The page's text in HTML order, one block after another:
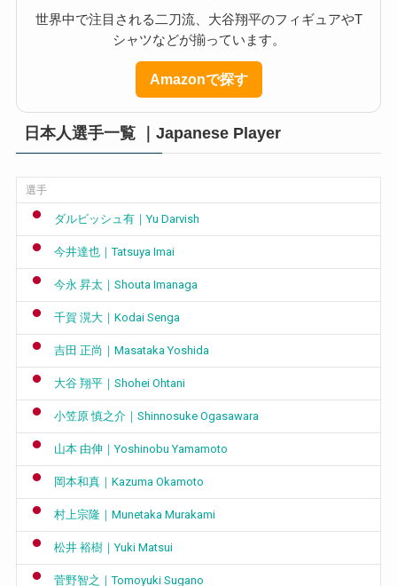
世界中で注目される二刀流、大谷翔平のフィギュアやT
シャツなどが揃っています。
Amazonで探す
日本人選手一覧 ｜Japanese Player
選手
ダルビッシュ有｜Yu Darvish
今井達也｜Tatsuya Imai
今永 昇太｜Shouta Imanaga
千賀 滉大｜Kodai Senga
吉田 正尚｜Masataka Yoshida
大谷 翔平｜Shohei Ohtani
小笠原 慎之介｜Shinnosuke Ogasawara
山本 由伸｜Yoshinobu Yamamoto
岡本和真｜Kazuma Okamoto
村上宗隆｜Munetaka Murakami
松井 裕樹｜Yuki Matsui
菅野智之｜Tomoyuki Sugano